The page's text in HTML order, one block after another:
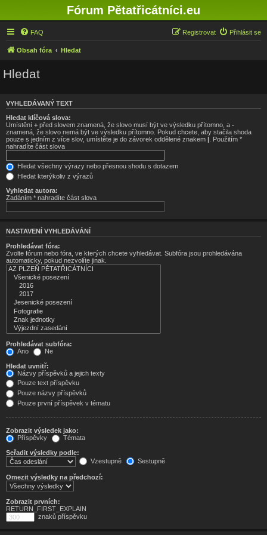
Fórum Pětatřicátníci.eu
FAQ Přihlásit se
Registrovat
Obsah fóra Hledat
Hledat
VYHLEDÁVANÝ TEXT
Hledat klíčová slova:
Umístění + před slovem znamená, že slovo musí být ve výsledku přítomno, a -
znamená, že slovo nemá být ve výsledku přítomno. Pokud chcete, aby stačila shoda
pouze s jedním z více slov, umístěte je do závorek oddělené znakem | . Použitím *
nahradíte část slova
Hledat všechny výrazy nebo přesnou shodu s dotazem
Hledat kterýkoliv z výrazů
Vyhledat autora:
Zadáním * nahradíte část slova
NASTAVENÍ VYHLEDÁVÁNÍ
Prohledávat fóra:
Zvolte fórum nebo fóra, ve kterých chcete vyhledávat. Subfóra jsou prohledávána
automaticky, pokud nezvolíte jinak.
Prohledávat subfóra:
Ano
Ne
Hledat uvnitř:
Názvy příspěvků a jejich texty
Pouze text příspěvku
Pouze názvy příspěvků
Pouze první příspěvek v tématu
Zobrazit výsledek jako:
Příspěvky
Témata
Seřadit výsledky podle:
Vzestupně
Sestupně
Omezit výsledky na předchozí:
Zobrazit prvních:
RETURN_FIRST_EXPLAIN
znaků příspěvku